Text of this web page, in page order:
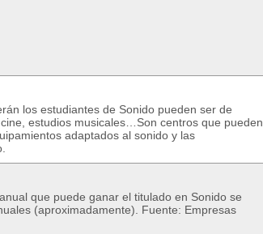
los estudiantes de Sonido pueden ser de
estudios musicales…Son centros que pueden
adaptados al sonido y las
que puede ganar el titulado en Sonido se
(aproximadamente). Fuente: Empresas